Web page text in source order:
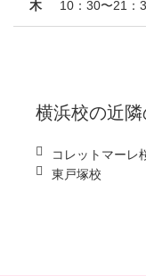
木 10：30〜21：
横浜校の近
コレットマーレ
東戸塚校